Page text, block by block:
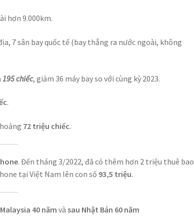
hơn 9.000km.
7 sân bay quốc tế (bay thẳng ra nước ngoài, không
195 chiếc, giảm 36 máy bay so với cùng kỳ 2023.
.
72 triệu chiếc.
. Đến tháng 3/2022, đã có thêm hơn 2 triệu thuê bao
tại Việt Nam lên con số 93,5 triệu.
40 nămvàsau Nhật Bản 60 năm